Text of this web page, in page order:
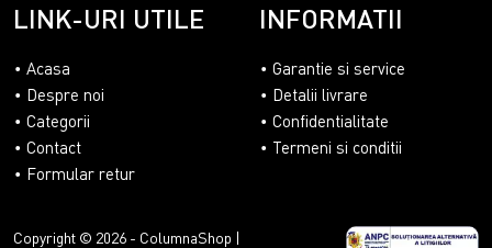
LINK-URI UTILE
Acasa
Despre noi
Categorii
Contact
Formular retur
INFORMATII
Garantie si service
Detalii livrare
Confidentialitate
Termeni si conditii
Copyright © 2026 - ColumnaShop |